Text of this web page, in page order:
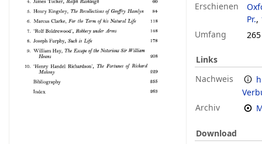
Erschienen
Pr.,
Umfang
Links
Nachweis
Archiv
Download